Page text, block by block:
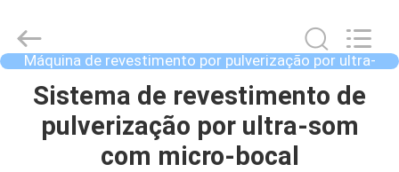
LAR
PRODUTOS
Automation
Equipment
Co.,Ltd.
All
Reserved.
Máquina de revestimento por pulverização por ultra-
som
Sistema de revestimento de
pulverização por ultra-som
com micro-bocal